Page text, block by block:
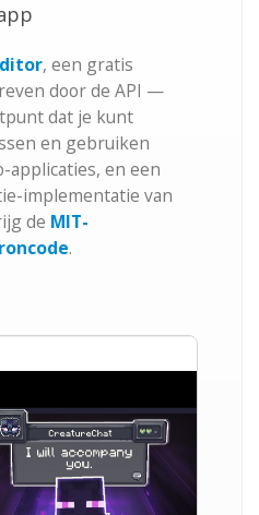
, een gratis
door de API —
dat je kunt
en gebruiken
applicaties, en een
implementatie van
de MIT-
.